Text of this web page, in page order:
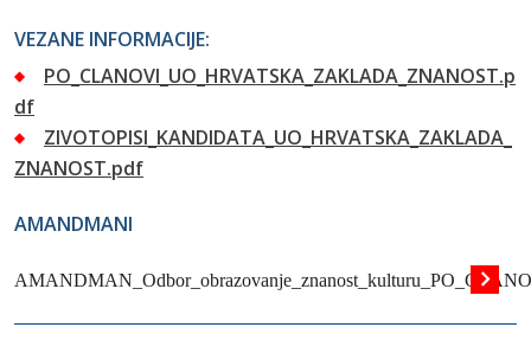
VEZANE INFORMACIJE:
PO_CLANOVI_UO_HRVATSKA_ZAKLADA_ZNANOST.p
df
ZIVOTOPISI_KANDIDATA_UO_HRVATSKA_ZAKLADA_
ZNANOST.pdf
AMANDMANI